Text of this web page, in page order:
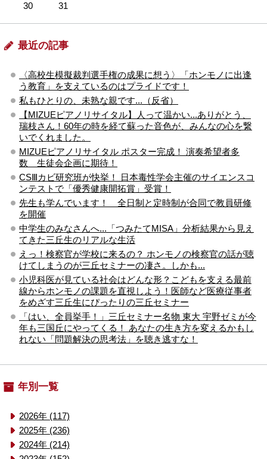
30
31
最近の記事
〈高校生模擬裁判選手権の成果に想う〉「ホンモノに出逢
う教育」を支えているのはプライドです！
私もひとりの、未熟な親です...（反省）
【MIZUEピアノリサイタル】人って温かい...ありがとう、
瑞枝さん！60年の時を経て蘇った音色が、みんなの心を繋
いでくれました。
MIZUEピアノリサイタル ポスター完成！ 演奏希望者多
数 生徒会企画に期待！
CSⅢカビ研究班が快挙！ 日本毒性学会主催のサイエンスコ
ンテストで「優秀健康開拓賞」受賞！
先生も学んでいます！ 全日制と定時制が合同で教員研修
を開催
中学生のみなさんへ...「つみたてMISA」分析結果から見え
てきた三丘生のリアルな生活
えっ！検察官が学校に来るの？ ホンモノの検察官の話が聴
けてしまうのが三丘セミナーの凄さ。しかも...
小児科医が見ている社会はどんな形？こどもを支える最前
線からホンモノの課題を直視しよう！医師など医療従事者
をめざす三丘生にぴったりの三丘セミナー
「はい、全員挙手！」三丘セミナー名物 東大 宇野ゼミが今
年も三国丘にやってくる！ あなたの生き方を変えるかもし
れない「問題解決の思考法」を聴き逃すな！
年別一覧
2026年 (117)
2025年 (236)
2024年 (214)